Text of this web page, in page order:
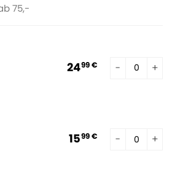
75,-
2499 €
1599 €